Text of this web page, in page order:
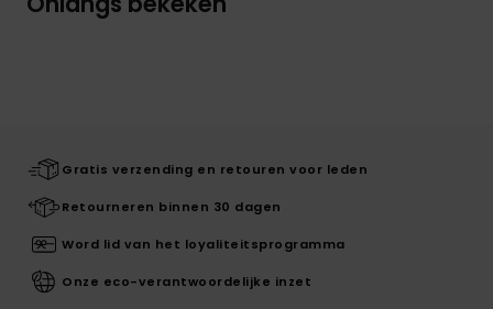
Gratis verzending en retouren voor leden
Retourneren binnen 30 dagen
Word lid van het loyaliteitsprogramma
Onze eco-verantwoordelijke inzet